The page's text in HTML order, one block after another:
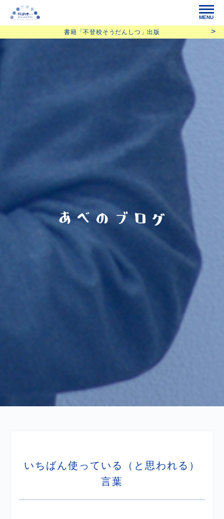
MENU
書籍「不登校そうだんしつ」出版
いちばん使っている（と思われる）
言葉